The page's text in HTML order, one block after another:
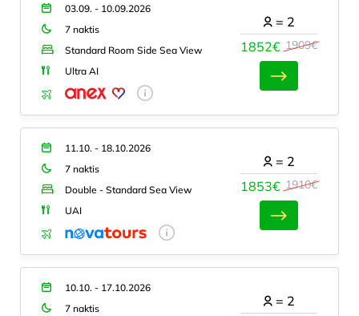
03.09. - 10.09.2026
7 naktis
Standard Room Side Sea View
Ultra AI
1852€ 1909€
= 2
11.10. - 18.10.2026
7 naktis
Double - Standard Sea View
UAI
1853€ 1910€
= 2
10.10. - 17.10.2026
7 naktis
= 2